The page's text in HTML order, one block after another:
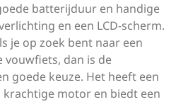
batterijduur en handige
en een LCD-scherm.
je op zoek bent naar een
vouwfiets, dan is de
goede keuze. Het heeft een
motor en biedt een